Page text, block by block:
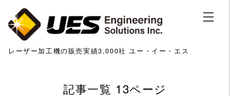
レーザー加工機の販売実績3,000社 ユー・イー・エス
記事一覧 13ページ